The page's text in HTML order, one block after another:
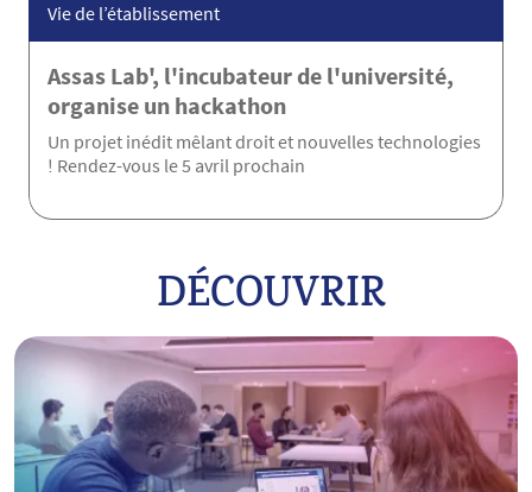
Vie de l’établissement
Assas Lab', l'incubateur de l'université,
organise un hackathon
Un projet inédit mêlant droit et nouvelles technologies
! Rendez-vous le 5 avril prochain
DÉCOUVRIR